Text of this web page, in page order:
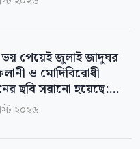
পেয়েই জুলাই জাদুঘর
ও মোদিবিরোধী
ছবি সরানো হয়েছে:
২০২৬